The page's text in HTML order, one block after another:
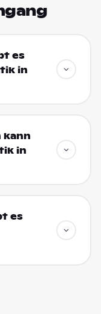
es
in
kann
in
es